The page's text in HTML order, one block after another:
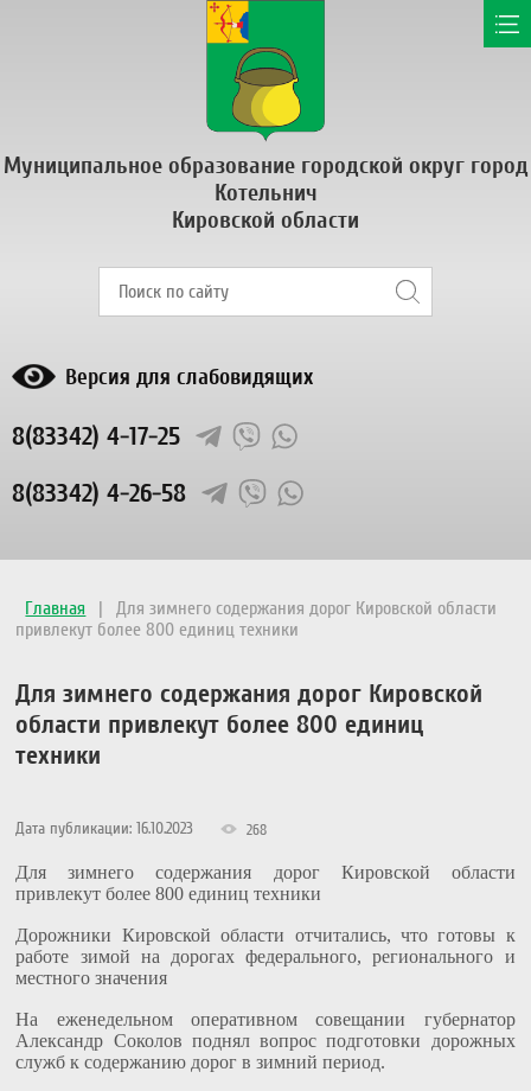
Муниципальное образование городской округ город
Котельнич
Кировской области
Версия для слабовидящих
8(83342) 4-17-25
8(83342) 4-26-58
Главная |
Для зимнего содержания дорог Кировской области
привлекут более 800 единиц техники
Для зимнего содержания дорог Кировской
области привлекут более 800 единиц
техники
Дата публикации: 16.10.2023 268
Для зимнего содержания дорог Кировской области
привлекут более 800 единиц техники
Дорожники Кировской области отчитались, что готовы к
работе зимой на дорогах федерального, регионального и
местного значения
На еженедельном оперативном совещании губернатор
Александр Соколов поднял вопрос подготовки дорожных
служб к содержанию дорог в зимний период.